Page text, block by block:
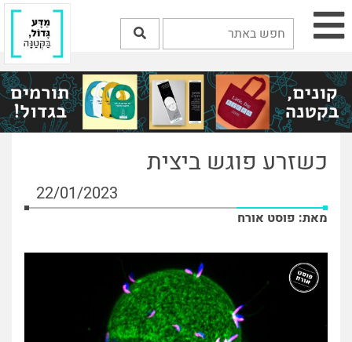
כשזרע פוגש ביצית
22/01/2023
מאת: פוסט אורח